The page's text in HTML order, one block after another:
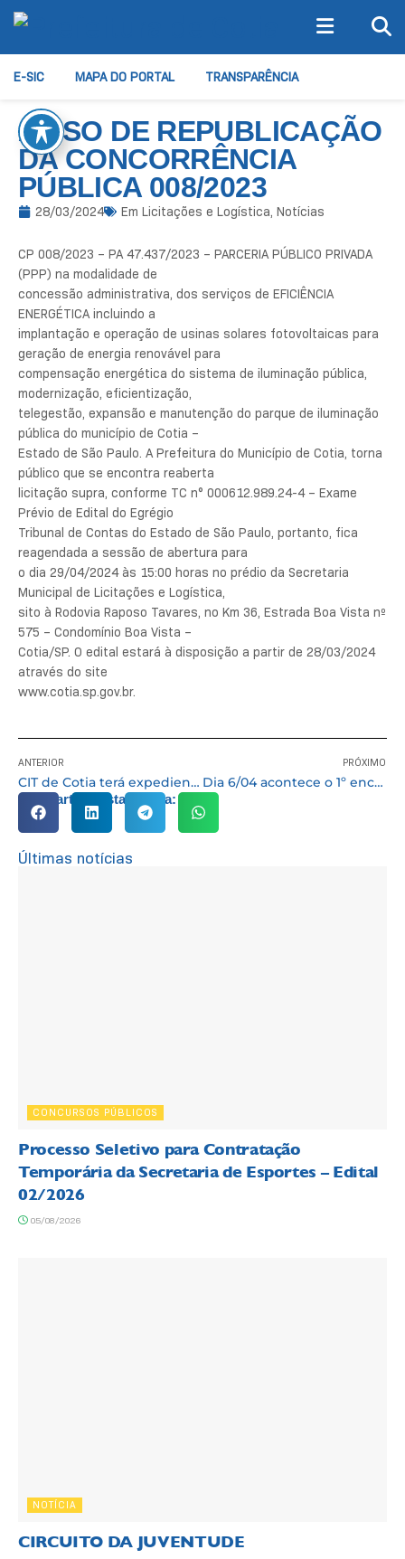
E-SIC MAPA DO PORTAL TRANSPARÊNCIA
AVISO DE REPUBLICAÇÃO
DA CONCORRÊNCIA
PÚBLICA 008/2023
28/03/2024 Em Licitações e Logística, Notícias
CP 008/2023 – PA 47.437/2023 – PARCERIA PÚBLICO PRIVADA
(PPP) na modalidade de
concessão administrativa, dos serviços de EFICIÊNCIA
ENERGÉTICA incluindo a
implantação e operação de usinas solares fotovoltaicas para
geração de energia renovável para
compensação energética do sistema de iluminação pública,
modernização, eficientização,
telegestão, expansão e manutenção do parque de iluminação
pública do município de Cotia –
Estado de São Paulo. A Prefeitura do Município de Cotia, torna
público que se encontra reaberta
licitação supra, conforme TC n° 000612.989.24-4 – Exame
Prévio de Edital do Egrégio
Tribunal de Contas do Estado de São Paulo, portanto, fica
reagendada a sessão de abertura para
o dia 29/04/2024 às 15:00 horas no prédio da Secretaria
Municipal de Licitações e Logística,
sito à Rodovia Raposo Tavares, no Km 36, Estrada Boa Vista nº
575 – Condomínio Boa Vista –
Cotia/SP. O edital estará à disposição a partir de 28/03/2024
através do site
www.cotia.sp.gov.br.
ANTERIOR
CIT de Cotia terá expediente nos dias 28 de março e 1º de abril, das 9h às 15h
PRÓXIMO
Dia 6/04 acontece o 1º encontro do projeto ‘Laboratório de Prática Textual’
Compartilhe esta notícia:
Últimas notícias
CONCURSOS PÚBLICOS
Processo Seletivo para Contratação
Temporária da Secretaria de Esportes – Edital
02/2026
05/08/2026
NOTÍCIA
CIRCUITO DA JUVENTUDE